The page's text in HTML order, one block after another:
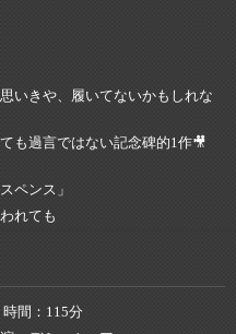
いきや、履いてないかもしれな
も過言ではない記念碑的1作🎥
ペンス」
れても
時間
115分